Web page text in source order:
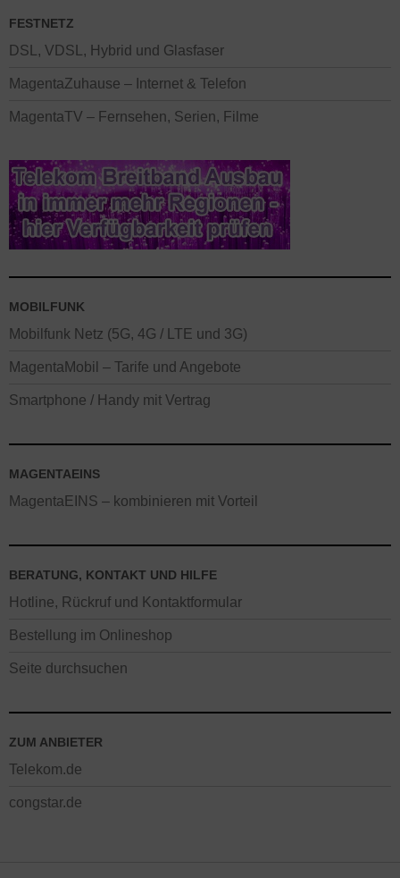
FESTNETZ
DSL, VDSL, Hybrid und Glasfaser
MagentaZuhause – Internet & Telefon
MagentaTV – Fernsehen, Serien, Filme
MOBILFUNK
Mobilfunk Netz (5G, 4G / LTE und 3G)
MagentaMobil – Tarife und Angebote
Smartphone / Handy mit Vertrag
MAGENTAEINS
MagentaEINS – kombinieren mit Vorteil
BERATUNG, KONTAKT UND HILFE
Hotline, Rückruf und Kontaktformular
Bestellung im Onlineshop
Seite durchsuchen
ZUM ANBIETER
Telekom.de
congstar.de